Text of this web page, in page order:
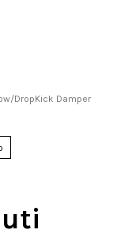
DropKick Damper